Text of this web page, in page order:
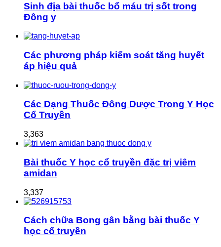
Sinh địa bài thuốc bổ máu trị sốt trong
Đông y
Các phương pháp kiểm soát tăng huyết
áp hiệu quả
Các Dạng Thuốc Đông Dược Trong Y Học
Cổ Truyền
3,363
Bài thuốc Y học cổ truyền đặc trị viêm
amidan
3,337
Cách chữa Bong gân bằng bài thuốc Y
học cổ truyền